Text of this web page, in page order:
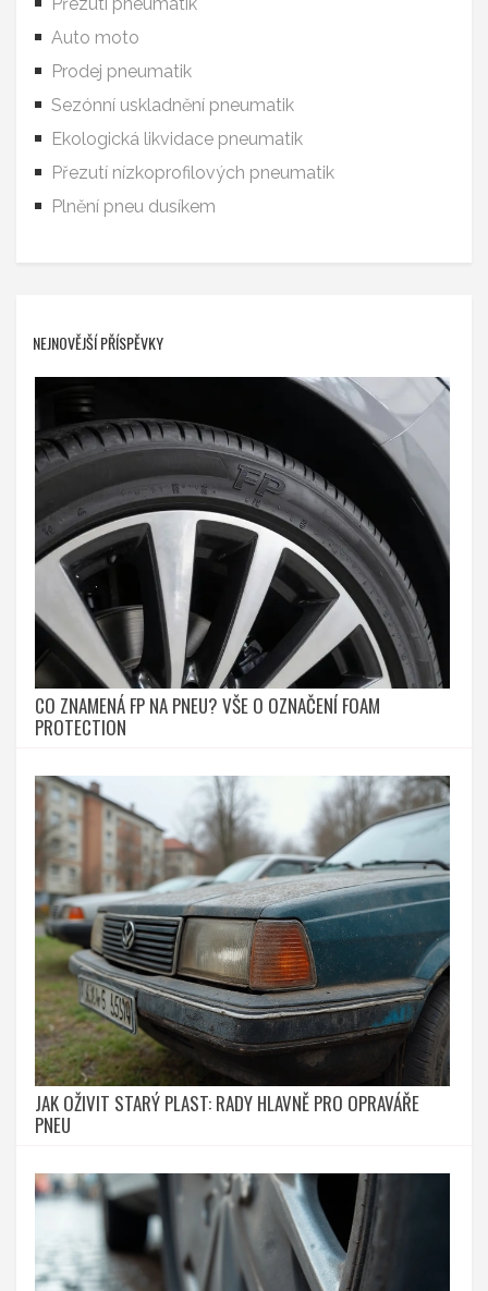
Auto moto
Prodej pneumatik
Sezónní uskladnění pneumatik
Ekologická likvidace pneumatik
Přezutí nízkoprofilových pneumatik
Plnění pneu dusíkem
NEJNOVĚJŠÍ PŘÍSPĚVKY
CO ZNAMENÁ FP NA PNEU? VŠE O OZNAČENÍ FOAM
PROTECTION
JAK OŽIVIT STARÝ PLAST: RADY HLAVNĚ PRO OPRAVÁŘE
PNEU